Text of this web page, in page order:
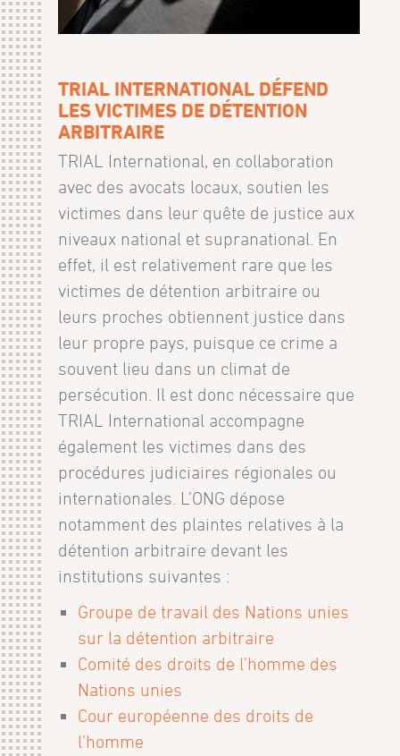
TRIAL INTERNATIONAL DÉFEND
LES VICTIMES DE DÉTENTION
ARBITRAIRE
TRIAL International, en collaboration
avec des avocats locaux, soutien les
victimes dans leur quête de justice aux
niveaux national et supranational. En
effet, il est relativement rare que les
victimes de détention arbitraire ou
leurs proches obtiennent justice dans
leur propre pays, puisque ce crime a
souvent lieu dans un climat de
persécution. Il est donc nécessaire que
TRIAL International accompagne
également les victimes dans des
procédures judiciaires régionales ou
internationales. L’ONG dépose
notamment des plaintes relatives à la
détention arbitraire devant les
institutions suivantes :
Groupe de travail des Nations unies
sur la détention arbitraire
Comité des droits de l’homme des
Nations unies
Cour européenne des droits de
l’homme